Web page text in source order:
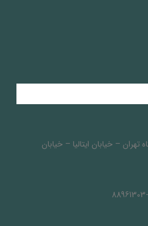
تهران – خيابان ايتاليا – خيابان